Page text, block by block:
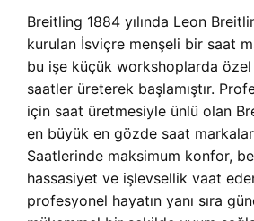
Breitling 1884 yılında Leon
kurulan İsviçre menşeli bir saat
bu işe küçük workshoplarda
saatler üreterek başlamıştır.
için saat üretmesiyle ünlü olan
en büyük en gözde saat
Saatlerinde maksimum konfor,
hassasiyet ve işlevsellik vaat
profesyonel hayatın yanı sıra